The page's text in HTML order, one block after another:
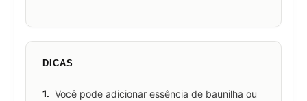
DICAS
1. Você pode adicionar essência de baunilha ou